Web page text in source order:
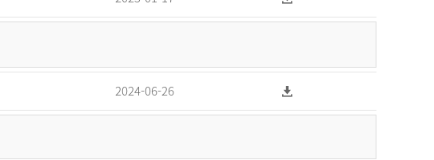
2024-06-26